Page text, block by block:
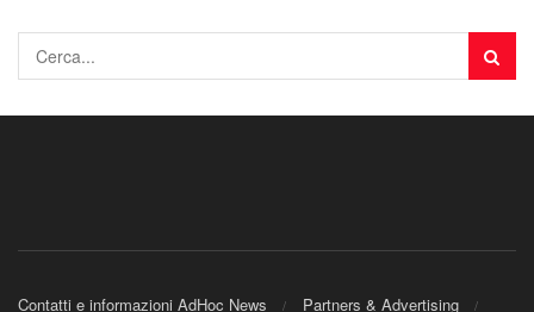
Contatti e informazioni AdHoc News Partners & Advertising